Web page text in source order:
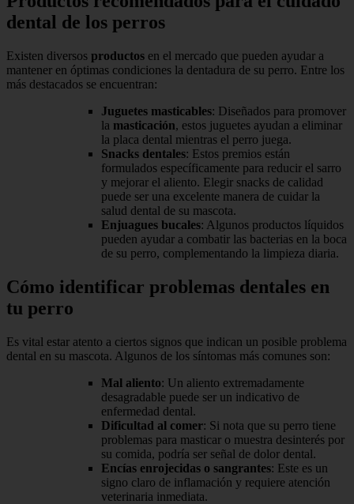
dental de los perros
Existen diversos productos en el mercado que pueden ayudar a
mantener en óptimas condiciones la dentadura de su perro. Entre los
más destacados se encuentran:
Juguetes masticables: Diseñados para promover
la masticación, estos juguetes ayudan a eliminar
la placa dental mientras el perro juega.
Snacks dentales: Estos premios están
formulados específicamente para reducir el sarro
y mejorar el aliento. Elegir snacks de calidad
puede ser una excelente manera de cuidar la
salud dental de su mascota.
Enjuagues bucales: Algunos productos líquidos
pueden ayudar a combatir las bacterias en la boca
de su perro, complementando la limpieza diaria.
Cómo identificar problemas dentales en
tu perro
Es vital estar atento a ciertos signos que indican un posible problema
dental en su mascota. Algunos de los síntomas más comunes son:
Mal aliento: Un aliento extremadamente
desagradable puede ser un indicativo de
enfermedad dental.
Dificultad al comer: Si nota que su perro tiene
problemas para masticar o muestra desinterés por
su comida, podría ser señal de dolor dental.
Encías enrojecidas o sangrantes: Este es un
signo claro de inflamación y requiere atención
veterinaria inmediata.